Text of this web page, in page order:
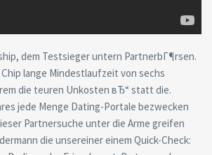
dem Testsieger untern PartnerbГ¶rsen.
lange Mindestlaufzeit von sechs
die teuren Unkosten вЂ“ statt die.
jede Menge Dating-Portale bezwecken
Partnersuche unter die Arme greifen
die unsereiner einem Quick-Check: